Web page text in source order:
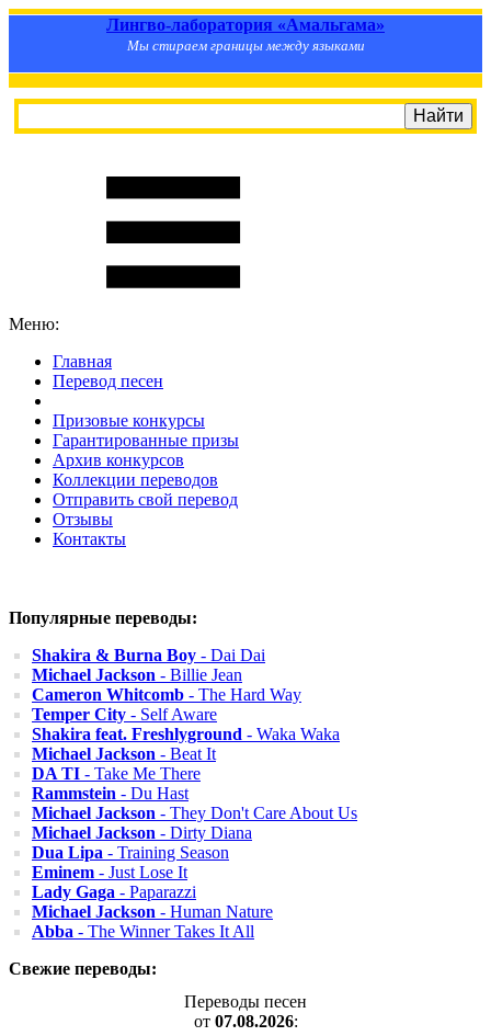
Лингво-лаборатория «Амальгама»
Мы стираем границы между языками
Меню:
Главная
Перевод песен
Призовые конкурсы
Гарантированные призы
Архив конкурсов
Коллекции переводов
Отправить свой перевод
Отзывы
Контакты
Популярные переводы:
Shakira & Burna Boy - Dai Dai
Michael Jackson - Billie Jean
Cameron Whitcomb - The Hard Way
Temper City - Self Aware
Shakira feat. Freshlyground - Waka Waka
Michael Jackson - Beat It
DA TI - Take Me There
Rammstein - Du Hast
Michael Jackson - They Don't Care About Us
Michael Jackson - Dirty Diana
Dua Lipa - Training Season
Eminem - Just Lose It
Lady Gaga - Paparazzi
Michael Jackson - Human Nature
Abba - The Winner Takes It All
Свежие переводы:
Переводы песен
от 07.08.2026: